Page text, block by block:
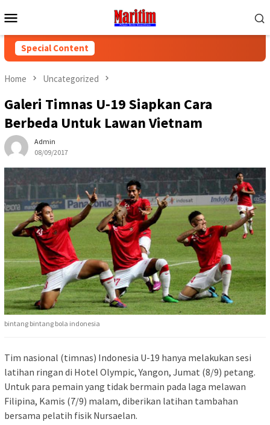
to
Menu
Special Content
Home Uncategorized
Galeri Timnas U-19 Siapkan Cara
Berbeda Untuk Lawan Vietnam
Admin
08/09/2017
bintang bintang bola indonesia
Tim nasional (timnas) Indonesia U-19 hanya melakukan sesi
latihan ringan di Hotel Olympic, Yangon, Jumat (8/9) petang.
Untuk para pemain yang tidak bermain pada laga melawan
Filipina, Kamis (7/9) malam, diberikan latihan tambahan
bersama pelatih fisik Nursaelan.